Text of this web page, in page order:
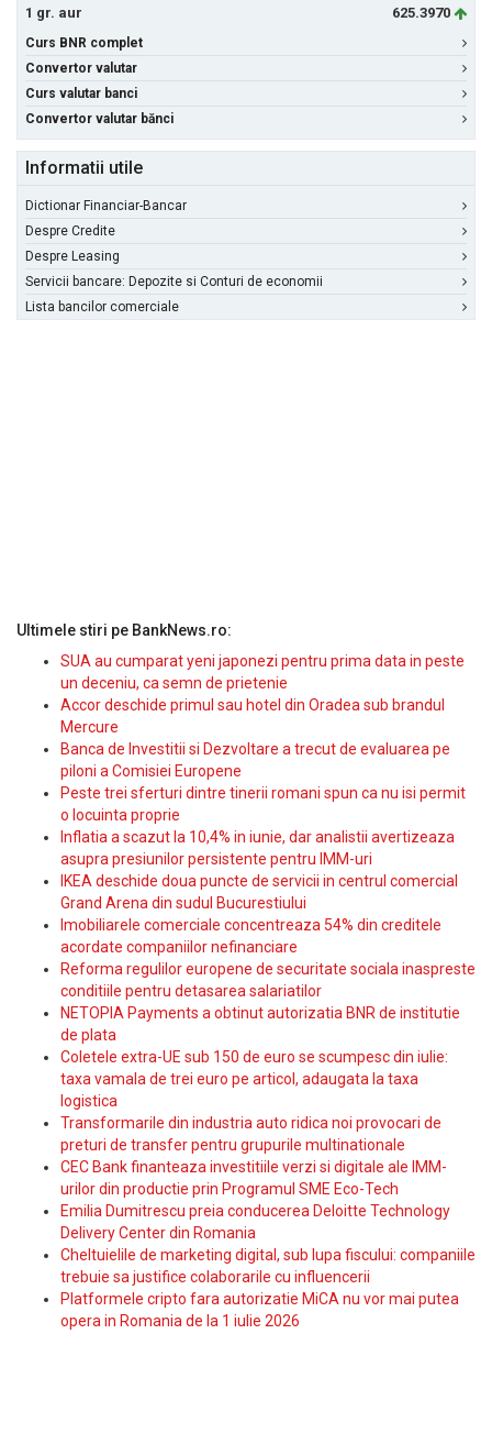
1 gr. aur
625.3970
Curs BNR complet
Convertor valutar
Curs valutar banci
Convertor valutar bănci
Informatii utile
Dictionar Financiar-Bancar
Despre Credite
Despre Leasing
Servicii bancare: Depozite si Conturi de economii
Lista bancilor comerciale
Ultimele stiri pe BankNews.ro:
SUA au cumparat yeni japonezi pentru prima data in peste
un deceniu, ca semn de prietenie
Accor deschide primul sau hotel din Oradea sub brandul
Mercure
Banca de Investitii si Dezvoltare a trecut de evaluarea pe
piloni a Comisiei Europene
Peste trei sferturi dintre tinerii romani spun ca nu isi permit
o locuinta proprie
Inflatia a scazut la 10,4% in iunie, dar analistii avertizeaza
asupra presiunilor persistente pentru IMM-uri
IKEA deschide doua puncte de servicii in centrul comercial
Grand Arena din sudul Bucurestiului
Imobiliarele comerciale concentreaza 54% din creditele
acordate companiilor nefinanciare
Reforma regulilor europene de securitate sociala inaspreste
conditiile pentru detasarea salariatilor
NETOPIA Payments a obtinut autorizatia BNR de institutie
de plata
Coletele extra-UE sub 150 de euro se scumpesc din iulie:
taxa vamala de trei euro pe articol, adaugata la taxa
logistica
Transformarile din industria auto ridica noi provocari de
preturi de transfer pentru grupurile multinationale
CEC Bank finanteaza investitiile verzi si digitale ale IMM-
urilor din productie prin Programul SME Eco-Tech
Emilia Dumitrescu preia conducerea Deloitte Technology
Delivery Center din Romania
Cheltuielile de marketing digital, sub lupa fiscului: companiile
trebuie sa justifice colaborarile cu influencerii
Platformele cripto fara autorizatie MiCA nu vor mai putea
opera in Romania de la 1 iulie 2026